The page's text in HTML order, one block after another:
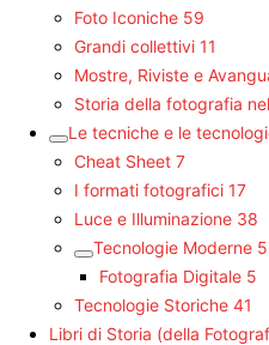
Foto Iconiche 59
Grandi collettivi 11
Mostre, Riviste e
Storia della fotografia
Le tecniche e le
Cheat Sheet 7
I formati fotografici 17
Luce e Illuminazione 38
Tecnologie Moderne
Fotografia Digitale 5
Tecnologie Storiche 41
Libri di Storia (della